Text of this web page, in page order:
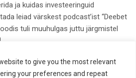
to give you the most relevant
your preferences and repeat
ja kuidas investeeringuid
leiad värskest podcast’ist “Deebet
tuli muuhulgas juttu järgmistel
Kinnisvara Podcast